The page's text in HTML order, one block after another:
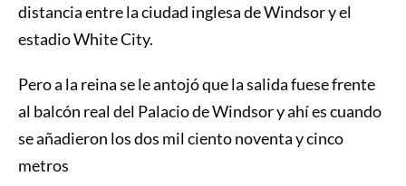
distancia entre la ciudad inglesa de Windsor y el
estadio White City.
Pero a la reina se le antojó que la salida fuese frente
al balcón real del Palacio de Windsor y ahí es cuando
se añadieron los dos mil ciento noventa y cinco
metros